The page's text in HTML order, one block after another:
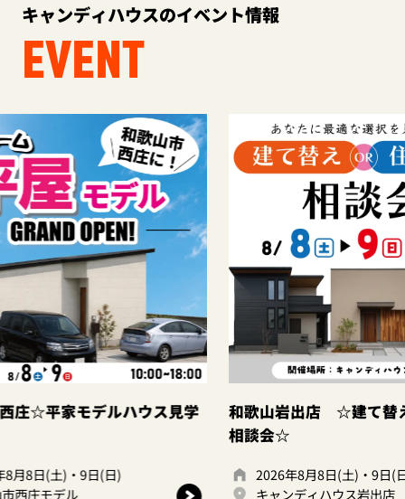
キャンディハウスのイベント情報
EVENT
見学
和歌山岩出店 ☆建て替えor住み替え
2026年8月8日(土)・9日(日)
キャンディハウス岩出店
大阪